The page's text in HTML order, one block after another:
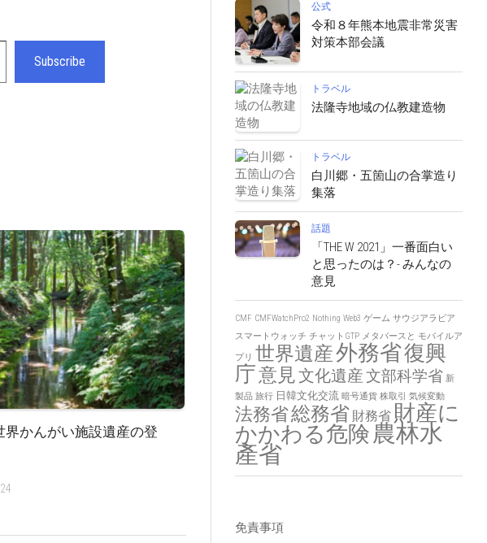
Subscribe
界かんがい施設遺産の登
公式
令和８年熊本地震非常災害
対策本部会議
トラベル
法隆寺地域の仏教建造物
トラベル
白川郷・五箇山の合掌造り
集落
話題
「THE W 2021」一番面白い
と思ったのは？- みんなの
意見
CMF CMFWatchPro2 Nothing Web3 ゲーム サウジアラビア
スマートウォッチ チャットGTP メタバースと モバイルア
プリ 世界遺産外務省復興
庁意見文化遺産文部科学省 新
製品 旅行 日韓文化交流 暗号通貨 株取引 気候変動
法務省総務省 財務省 財産に
かかわる危険農林水
產省
免責事項